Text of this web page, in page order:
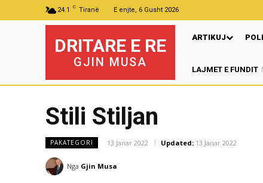
24.1 C Tiranë E enjte, 6 Gusht 2026
DRITARE E RE
GJIN MUSA
ARTIKUJ
LAJMET E FUNDIT
Stili Stiljan
PAKATEGORI 13 Janar 2022 Updated: 13 Janar 2022
Nga Gjin Musa